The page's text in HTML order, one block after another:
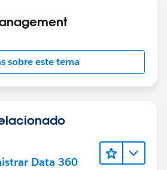
sobre este tema
Data 360